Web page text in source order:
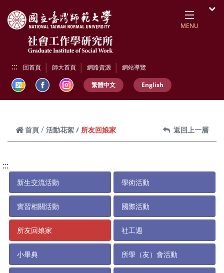
MENU
::: 回首頁 師大首頁 網路資源 網站導覽
繁體中文 English
首頁 活動花絮 所友回娘家 返回上一層
:::
新生交流活動 學術活動
實習相關活動 國際活動
所友回娘家 社工週
小畢典 所學（友）會活動